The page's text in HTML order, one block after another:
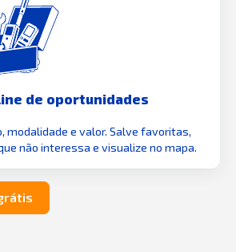
de oportunidades
modalidade e valor. Salve favoritas,
não interessa e visualize no mapa.